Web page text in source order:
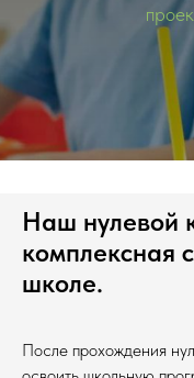
Наш нулевой
комплексная
школе.
После прохождения